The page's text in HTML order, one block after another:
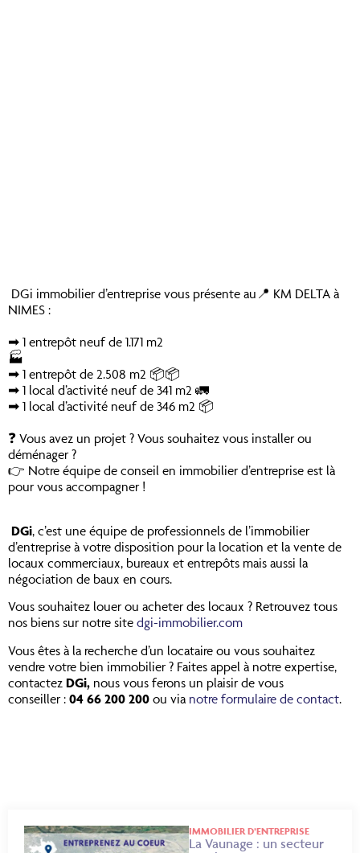
DGi immobilier d’entreprise vous présente au📍 KM DELTA à
NIMES :
➡ 1 entrepôt neuf de 1.171 m2
🏭
➡ 1 entrepôt de 2.508 m2 📦📦
➡ 1 local d’activité neuf de 341 m2 🚛
➡ 1 local d’activité neuf de 346 m2 📦
❓ Vous avez un projet ? Vous souhaitez vous installer ou
déménager ?
👉 Notre équipe de conseil en immobilier d’entreprise est là
pour vous accompagner !
DGi, c’est une équipe de professionnels de l’immobilier
d’entreprise à votre disposition pour la location et la vente de
locaux commerciaux, bureaux et entrepôts mais aussi la
négociation de baux en cours.
Vous souhaitez louer ou acheter des locaux ? Retrouvez tous
nos biens sur notre site dgi-immobilier.com
Vous êtes à la recherche d’un locataire ou vous souhaitez
vendre votre bien immobilier ? Faites appel à notre expertise,
contactez DGi, nous vous ferons un plaisir de vous
conseiller : 04 66 200 200 ou via notre formulaire de contact.
IMMOBILIER D’ENTREPRISE
La Vaunage : un secteur